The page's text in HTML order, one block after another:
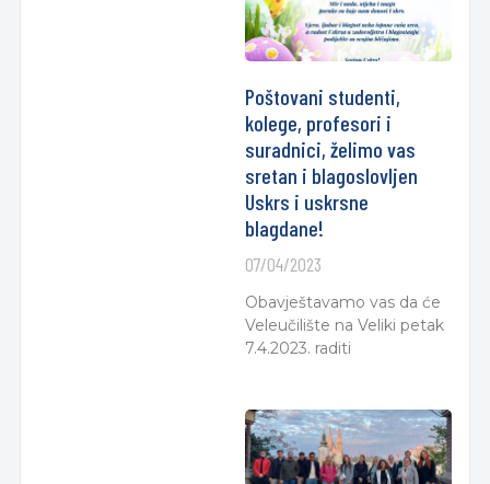
Poštovani studenti,
kolege, profesori i
suradnici, želimo vas
sretan i blagoslovljen
Uskrs i uskrsne
blagdane!
07/04/2023
Obavještavamo vas da će
Veleučilište na Veliki petak
7.4.2023. raditi